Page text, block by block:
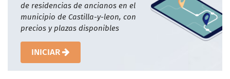
de residencias de ancianos en el
municipio de Castilla-y-leon, con
precios y plazas disponibles
INICIAR